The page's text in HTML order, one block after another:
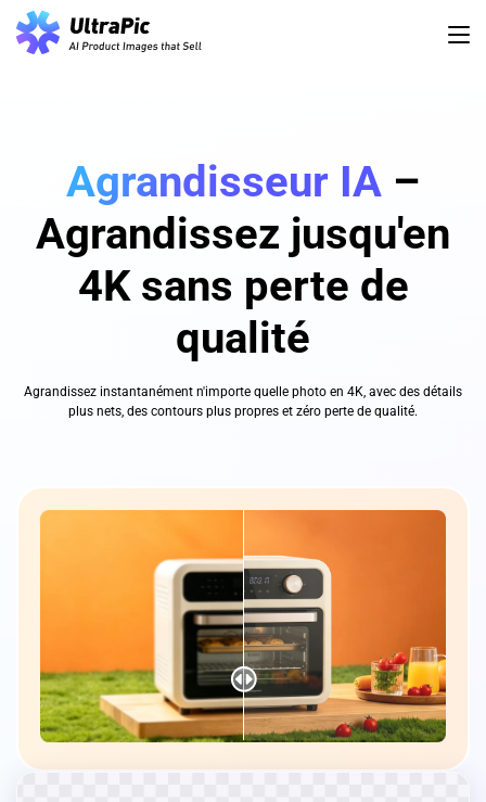
Agrandisseur IA –
Agrandissez jusqu'en
4K sans perte de
qualité
Agrandissez instantanément n'importe quelle photo en 4K, avec des détails
plus nets, des contours plus propres et zéro perte de qualité.